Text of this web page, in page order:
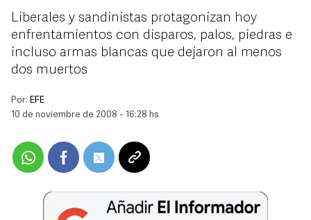
Liberales y sandinistas protagonizan hoy
enfrentamientos con disparos, palos, piedras e
incluso armas blancas que dejaron al menos
dos muertos
Por: EFE
10 de noviembre de 2008 - 16:28 hs